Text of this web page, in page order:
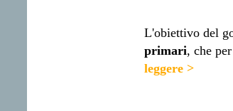
L'obiettivo del
primari, che
leggere >